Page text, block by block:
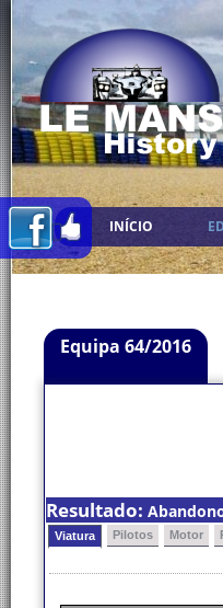
INÍCIO
Equipa 64/2016
Resultado:
Viatura Pilotos Motor